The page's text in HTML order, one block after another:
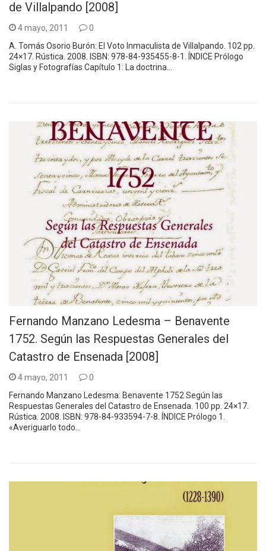
de Villalpando [2008]
4 mayo, 2011
0
A. Tomás Osorio Burón: El Voto Inmaculista de Villalpando. 102 pp.
24×17. Rústica. 2008. ISBN: 978-84-935455-8-1. ÍNDICE Prólogo
Siglas y Fotografías Capítulo 1: La doctrina…
Fernando Manzano Ledesma – Benavente
1752. Según las Respuestas Generales del
Catastro de Ensenada [2008]
4 mayo, 2011
0
Fernando Manzano Ledesma: Benavente 1752 Según las
Respuestas Generales del Catastro de Ensenada. 100 pp. 24×17.
Rústica. 2008. ISBN: 978-84-933594-7-8. ÍNDICE Prólogo 1.
«Averiguarlo todo…